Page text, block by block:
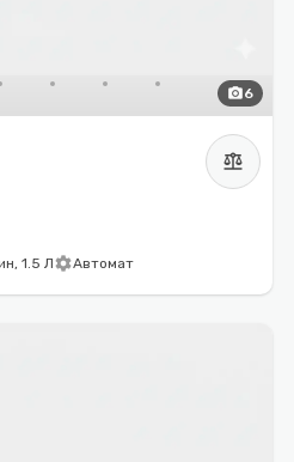
photo_camera6
balance
1.5 ЛsettingsАвтомат